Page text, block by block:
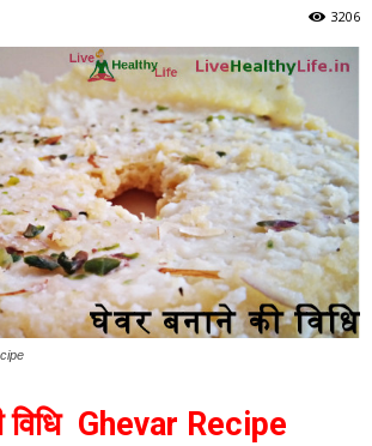
3206
विध‍ि Ghevar Recipe